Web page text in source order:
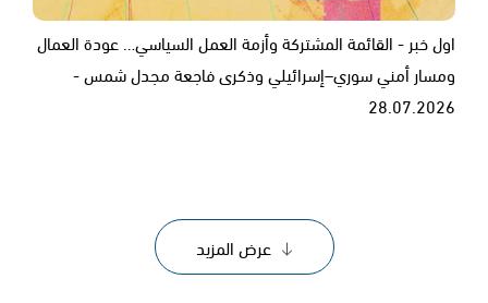
اول خبر - القائمة المشتركة وأزمة العمل السياسي… عودة العمال
ومسار أمني سوري–إسرائيلي وذكرى فاجعة مجدل شمس -
28.07.2026
عرض المزيد